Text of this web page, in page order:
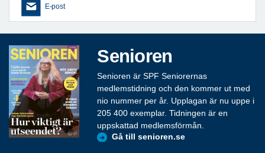
E-post
Senioren
Senioren är SPF Seniorernas
medlemstidning och den kommer ut med
nio nummer per år. Upplagan är nu uppe i
205 400 exemplar. Tidningen är en
uppskattad medlemsförmån.
Gå till senioren.se